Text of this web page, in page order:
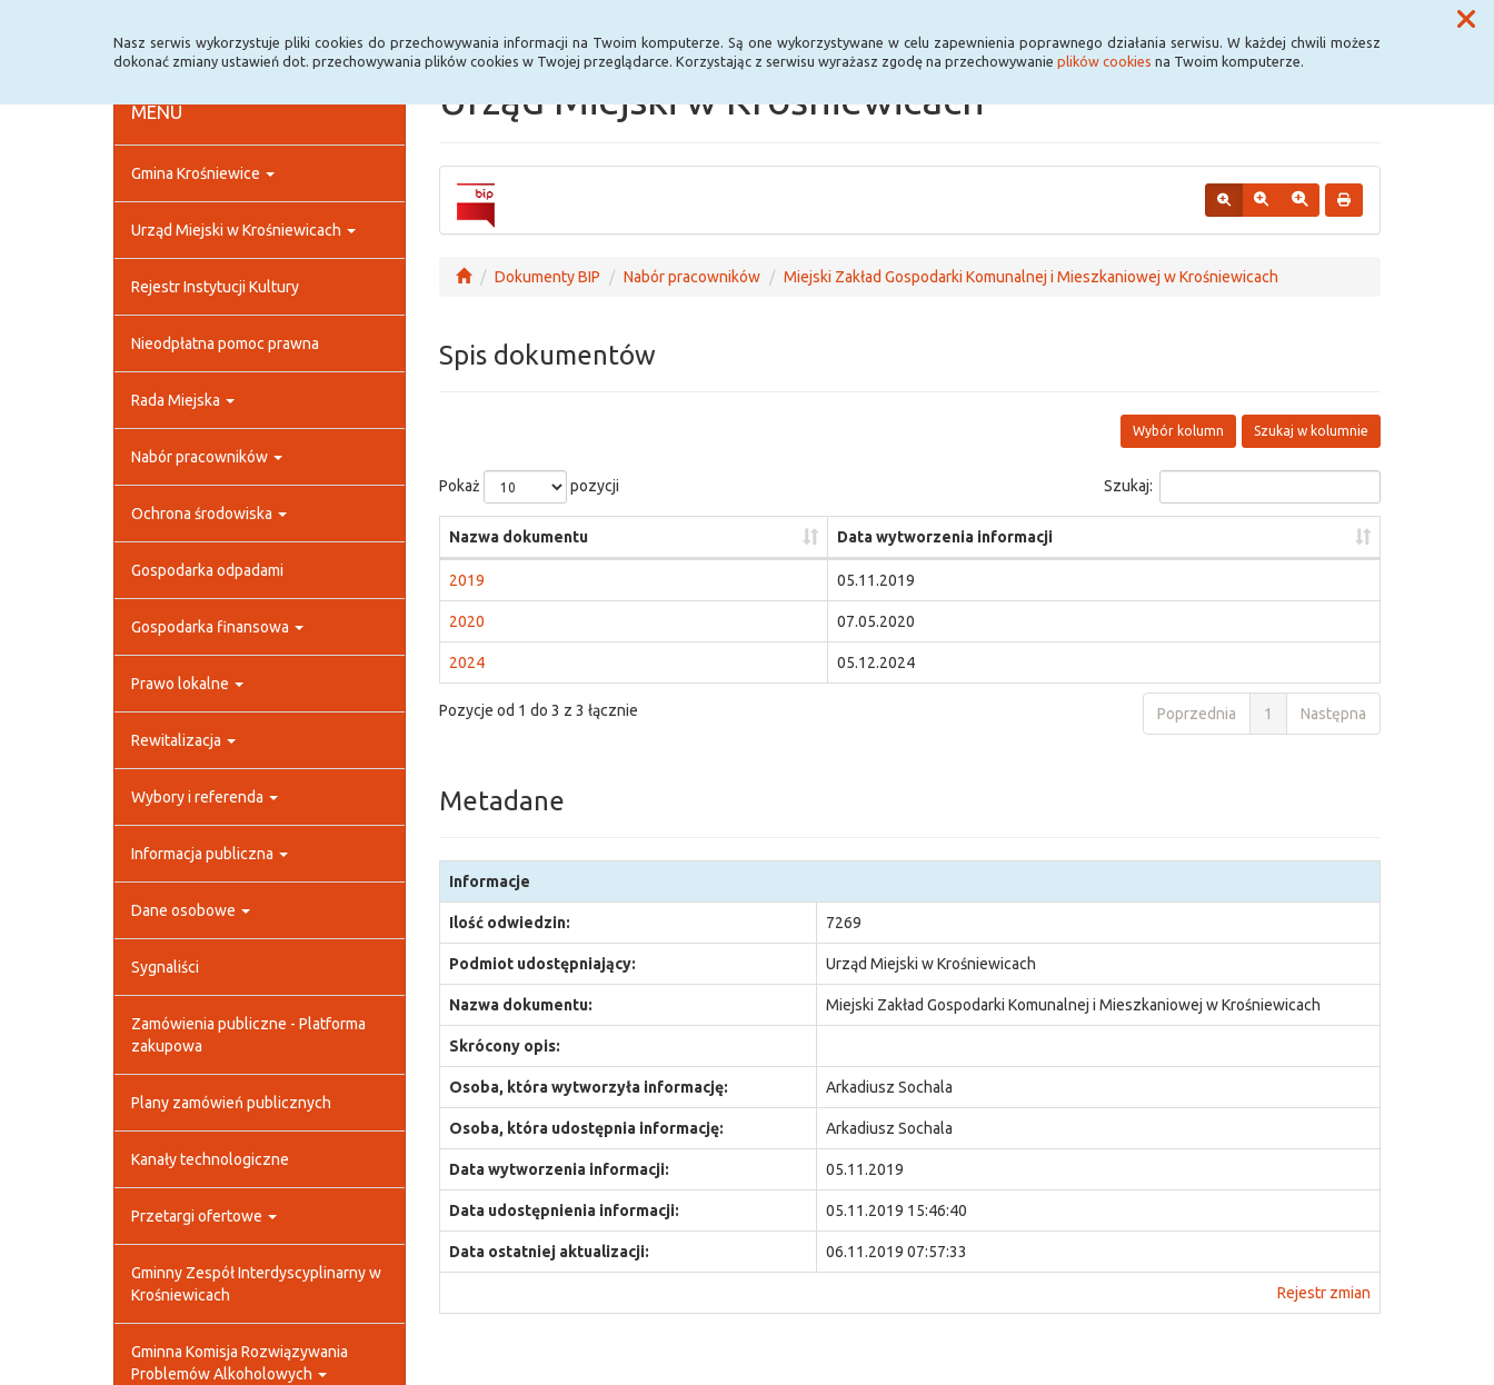
Nasz serwis wykorzystuje pliki cookies do przechowywania informacji na Twoim komputerze. Są one wykorzystywane w celu zapewnienia poprawnego działania serwisu. W każdej chwili możesz
dokonać zmiany ustawień dot. przechowywania plików cookies w Twojej przeglądarce. Korzystając z serwisu wyrażasz zgodę na przechowywanie plików cookies na Twoim komputerze.
MENU
Gmina Krośniewice
Urząd Miejski w Krośniewicach
Rejestr Instytucji Kultury
Nieodpłatna pomoc prawna
Rada Miejska
Nabór pracowników
Ochrona środowiska
Gospodarka odpadami
Gospodarka finansowa
Prawo lokalne
Rewitalizacja
Wybory i referenda
Informacja publiczna
Dane osobowe
Sygnaliści
Zamówienia publiczne - Platforma
zakupowa
Plany zamówień publicznych
Kanały technologiczne
Przetargi ofertowe
Gminny Zespół Interdyscyplinarny w
Krośniewicach
Gminna Komisja Rozwiązywania
Problemów Alkoholowych
Urząd Miejski w Krośniewicach
Dokumenty BIP Nabór pracowników Miejski Zakład Gospodarki Komunalnej i Mieszkaniowej w Krośniewicach
Spis dokumentów
Szukaj w kolumnie
Wybór kolumn
Pokaż pozycji Szukaj:
Nazwa dokumentu Data wytworzenia informacji
2019 05.11.2019
2020 07.05.2020
2024 05.12.2024
Pozycje od 1 do 3 z 3 łącznie Poprzednia 1 Następna
Metadane
Informacje
Ilość odwiedzin: 7269
Podmiot udostępniający: Urząd Miejski w Krośniewicach
Nazwa dokumentu: Miejski Zakład Gospodarki Komunalnej i Mieszkaniowej w Krośniewicach
Skrócony opis:
Osoba, która wytworzyła informację: Arkadiusz Sochala
Osoba, która udostępnia informację: Arkadiusz Sochala
Data wytworzenia informacji: 05.11.2019
Data udostępnienia informacji: 05.11.2019 15:46:40
Data ostatniej aktualizacji: 06.11.2019 07:57:33
Rejestr zmian